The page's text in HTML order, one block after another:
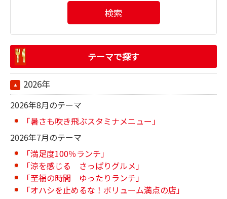
検索
テーマで探す
2026年
2026年8月のテーマ
「暑さも吹き飛ぶスタミナメニュー」
2026年7月のテーマ
「満足度100％ランチ」
「涼を感じる さっぱりグルメ」
「至福の時間 ゆったりランチ」
「オハシを止めるな！ボリューム満点の店」